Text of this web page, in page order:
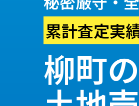
累計査定実
柳町の